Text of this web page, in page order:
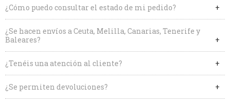
¿Cómo puedo consultar el estado de mi pedido?
¿Se hacen envíos a Ceuta, Melilla, Canarias, Tenerife y
Baleares?
¿Tenéis una atención al cliente?
¿Se permiten devoluciones?